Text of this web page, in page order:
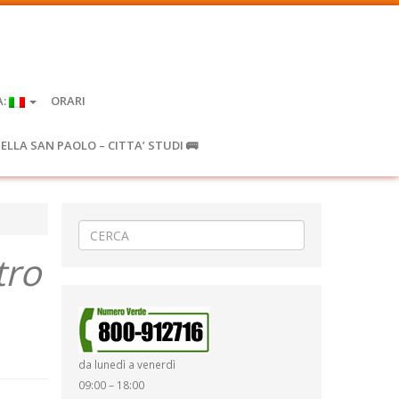
ORARI
SAN PAOLO – CITTA’ STUDI 🚌
da lunedì a venerdì
09:00 – 18:00